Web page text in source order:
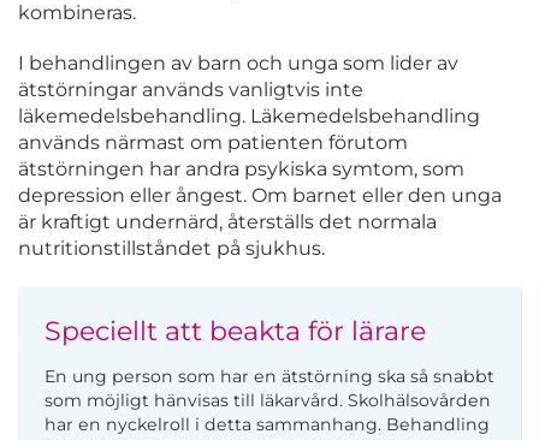
kombineras.
I behandlingen av barn och unga som lider av
ätstörningar används vanligtvis inte
läkemedelsbehandling. Läkemedelsbehandling
används närmast om patienten förutom
ätstörningen har andra psykiska symtom, som
depression eller ångest. Om barnet eller den unga
är kraftigt undernärd, återställs det normala
nutritionstillståndet på sjukhus.
Speciellt att beakta för lärare
En ung person som har en ätstörning ska så snabbt
som möjligt hänvisas till läkarvård. Skolhälsovården
har en nyckelroll i detta sammanhang. Behandling